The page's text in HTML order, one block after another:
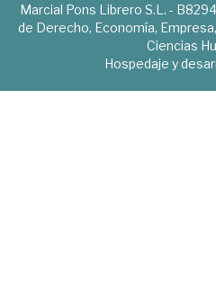
Marcial Pons Librero S.L. -
de Derecho, Economía,
Ciencias
Hospedaje y